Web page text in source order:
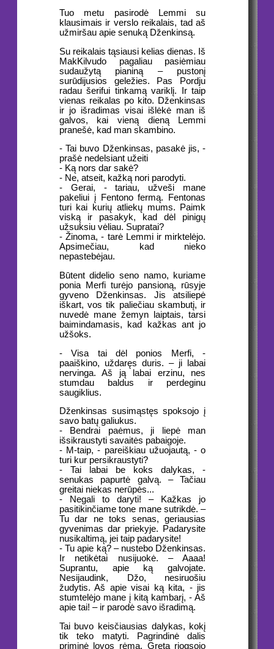
Tuo metu pasirodė Lemmi su
klausimais ir verslo reikalais, tad aš
užmiršau apie senuką Dženkinsą.
Su reikalais tąsiausi kelias dienas. Iš
MakKilvudo pagaliau pasiėmiau
sudaužytą pianiną – pustonį
surūdijusios geležies. Pas Pordju
radau šerifui tinkamą variklį. Ir taip
vienas reikalas po kito. Dženkinsas
ir jo išradimas visai išlėkė man iš
galvos, kai vieną dieną Lemmi
pranešė, kad man skambino.
- Tai buvo Dženkinsas, pasakė jis, -
prašė nedelsiant užeiti
- Ką nors dar sakė?
- Ne, atseit, kažką nori parodyti.
- Gerai, - tariau, užveši mane
pakeliui į Fentono fermą. Fentonas
turi kai kurių atliekų mums. Paimk
viską ir pasakyk, kad dėl pinigų
užsuksiu vėliau. Supratai?
- Žinoma, - tarė Lemmi ir mirktelėjo.
Apsimečiau, kad nieko
nepastebėjau.
Būtent didelio seno namo, kuriame
ponia Merfi turėjo pansioną, rūsyje
gyveno Dženkinsas. Jis atsiliepė
iškart, vos tik paliečiau skambutį, ir
nuvedė mane žemyn laiptais, tarsi
baimindamasis, kad kažkas ant jo
užšoks.
- Visa tai dėl ponios Merfi, -
paaiškino, uždaręs duris. – ji labai
nervinga. Aš ją labai erzinu, nes
stumdau baldus ir perdeginu
saugiklius.
Dženkinsas susimąstęs spoksojo į
savo batų galiukus.
- Bendrai paėmus, ji liepė man
išsikraustyti savaitės pabaigoje.
- M-taip, - pareiškiau užuojautą, - o
turi kur persikraustyti?
- Tai labai be koks dalykas, -
senukas papurtė galvą. – Tačiau
greitai niekas nerūpės...
- Negali to daryti! – Kažkas jo
pasitikinčiame tone mane sutrikdė. –
Tu dar ne toks senas, geriausias
gyvenimas dar priekyje. Padarysite
nusikaltimą, jei taip padarysite!
- Tu apie ką? – nustebo Dženkinsas.
Ir netikėtai nusijuokė. – Aaaa!
Suprantu, apie ką galvojate.
Nesijaudink, Džo, nesiruošiu
žudytis. Aš apie visai ką kita, - jis
stumtelėjo mane į kitą kambarį, - Aš
apie tai! – ir parodė savo išradimą.
Tai buvo keisčiausias dalykas, kokį
tik teko matyti. Pagrindinė dalis
priminė lovos rėmą. Greta riogsojo